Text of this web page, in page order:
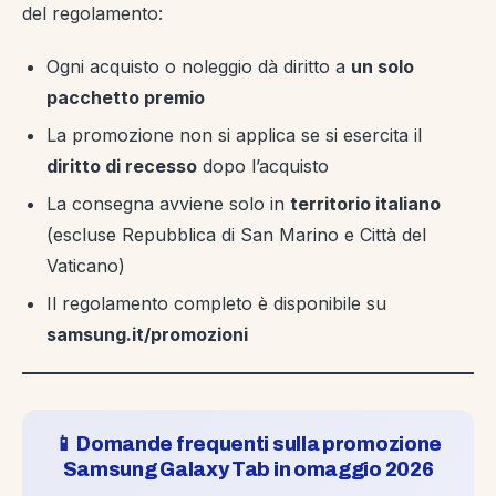
del regolamento:
Ogni acquisto o noleggio dà diritto a un solo
pacchetto premio
La promozione non si applica se si esercita il
diritto di recesso dopo l’acquisto
La consegna avviene solo in territorio italiano
(escluse Repubblica di San Marino e Città del
Vaticano)
Il regolamento completo è disponibile su
samsung.it/promozioni
📱 Domande frequenti sulla promozione
Samsung Galaxy Tab in omaggio 2026